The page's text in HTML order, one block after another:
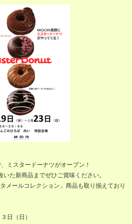
ミスタードーナツがオープン！
た新商品までぜひご賞味ください。
メールコレクション」商品も取り揃えており
日（日）